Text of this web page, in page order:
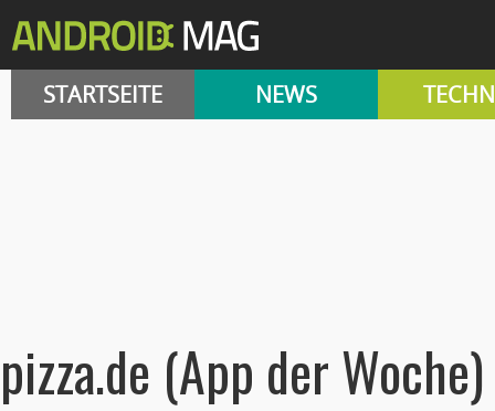
STARTSEITE NEWS
pizza.de (App der Woche)